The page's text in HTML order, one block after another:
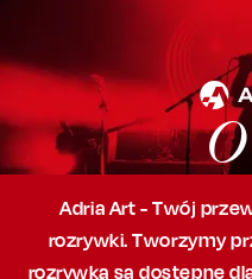
Adria Art - Twój
rozrywki. Tworzymy
rozrywka są dostępne